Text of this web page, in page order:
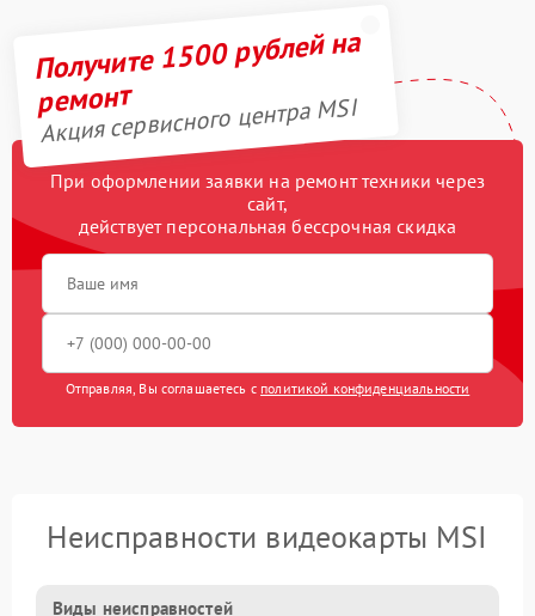
Получите 1500 рублей на
ремонт
Акция сервисного центра MSI
При оформлении заявки на ремонт техники через
сайт,
действует персональная бессрочная скидка
Отправляя, Вы соглашаетесь с политикой конфиденциальности
Неисправности видеокарты MSI
Виды неисправностей